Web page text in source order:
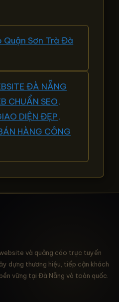
Quận Sơn Trà Đà
ĐÀ NẴNG
CHUẨN SEO,
DIỆN ĐẸP,
HÀNG CÔNG
và quảng cáo trực tuyến
dựng thương hiệu, tiếp cận khách
vững tại Đà Nẵng và toàn quốc.